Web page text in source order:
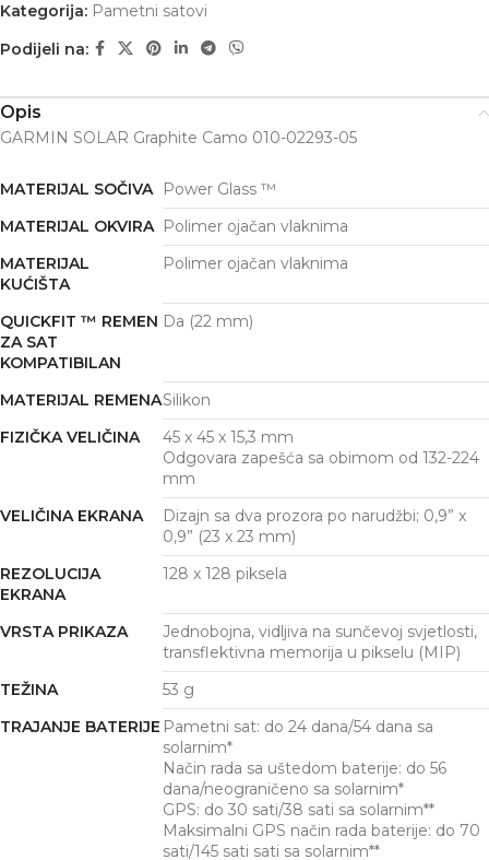
Kategorija: Pametni satovi
Podijeli na:
Opis
GARMIN SOLAR Graphite Camo 010-02293-05
MATERIJAL SOČIVA
Power Glass ™
MATERIJAL OKVIRA Polimer ojačan vlaknima
MATERIJAL
KUĆIŠTA
Polimer ojačan vlaknima
QUICKFIT ™ REMEN
ZA SAT
KOMPATIBILAN
Da (22 mm)
MATERIJAL REMENASilikon
FIZIČKA VELIČINA
45 x 45 x 15,3 mm
Odgovara zapešća sa obimom od 132-224
mm
VELIČINA EKRANA
Dizajn sa dva prozora po narudžbi; 0,9” x
0,9” (23 x 23 mm)
REZOLUCIJA
EKRANA
128 x 128 piksela
VRSTA PRIKAZA
Jednobojna, vidljiva na sunčevoj svjetlosti,
transflektivna memorija u pikselu (MIP)
TEŽINA
53 g
TRAJANJE BATERIJE Pametni sat: do 24 dana/54 dana sa
solarnim*
Način rada sa uštedom baterije: do 56
dana/neograničeno sa solarnim*
GPS: do 30 sati/38 sati sa solarnim**
Maksimalni GPS način rada baterije: do 70
sati/145 sati sati sa solarnim**